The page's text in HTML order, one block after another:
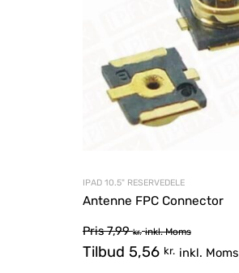
IPAD 10.5" RESERVEDELE
Antenne FPC Connector
Pris7,99kr. inkl. Moms
Tilbud 5,56 kr. inkl. Moms